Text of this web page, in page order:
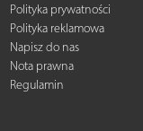
Polityka prywatności
Polityka reklamowa
Napisz do nas
Nota prawna
Regulamin